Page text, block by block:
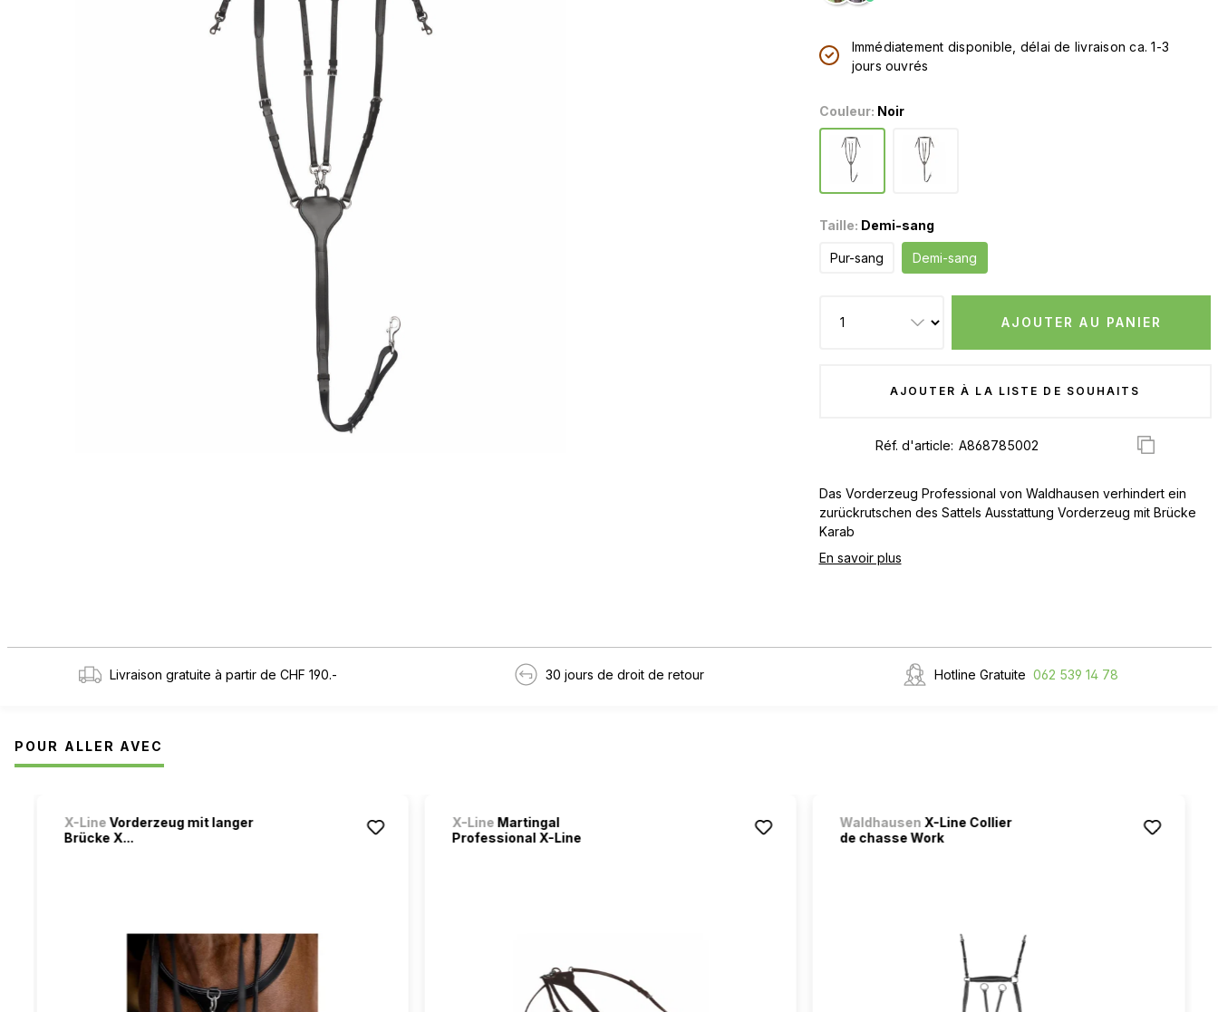
Immédiatement disponible, délai de livraison ca. 1-3
jours ouvrés
Couleur: Noir
Taille: Demi-sang
Pur-sang Demi-sang
AJOUTER AU PANIER
AJOUTER À LA LISTE DE SOUHAITS
Réf. d'article:
Das Vorderzeug Professional von Waldhausen verhindert ein
zurückrutschen des Sattels Ausstattung Vorderzeug mit Brücke
Karab
En savoir plus
Livraison gratuite à partir de CHF 190.- 30 jours de droit de retour Hotline Gratuite 062 539 14 78
POUR ALLER AVEC
X-LineVorderzeug mit langer
Brücke X...
X-Line Martingal
Professional X-Line
Waldhausen X-Line Collier
de chasse Work